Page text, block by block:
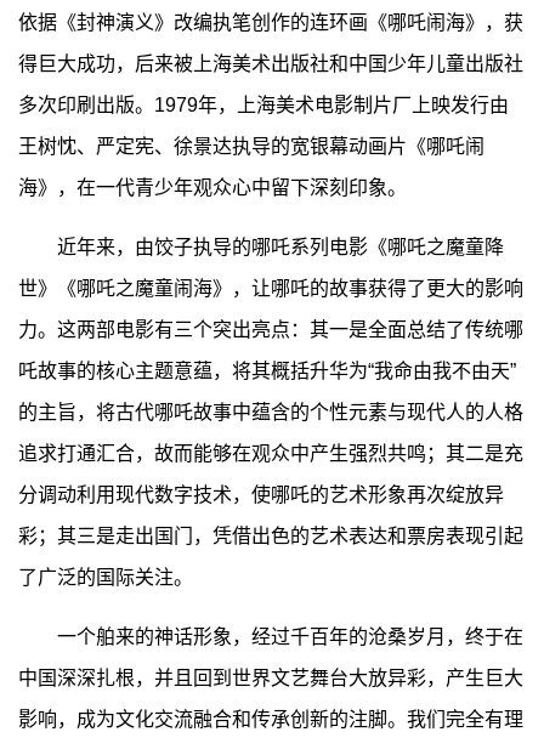
依据《封神演义》改编执笔创作的连环画《哪吒闹海》，获
得巨大成功，后来被上海美术出版社和中国少年儿童出版社
多次印刷出版。1979年，上海美术电影制片厂上映发行由
王树忱、严定宪、徐景达执导的宽银幕动画片《哪吒闹
海》，在一代青少年观众心中留下深刻印象。
近年来，由饺子执导的哪吒系列电影《哪吒之魔童降
世》《哪吒之魔童闹海》，让哪吒的故事获得了更大的影响
力。这两部电影有三个突出亮点：其一是全面总结了传统哪
吒故事的核心主题意蕴，将其概括升华为“我命由我不由天”
的主旨，将古代哪吒故事中蕴含的个性元素与现代人的人格
追求打通汇合，故而能够在观众中产生强烈共鸣；其二是充
分调动利用现代数字技术，使哪吒的艺术形象再次绽放异
彩；其三是走出国门，凭借出色的艺术表达和票房表现引起
了广泛的国际关注。
一个舶来的神话形象，经过千百年的沧桑岁月，终于在
中国深深扎根，并且回到世界文艺舞台大放异彩，产生巨大
影响，成为文化交流融合和传承创新的注脚。我们完全有理